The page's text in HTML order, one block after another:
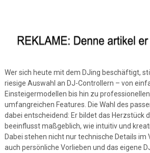
Wer sich heute mit dem DJing beschäftigt,
riesige Auswahl an DJ-Controllern – von
Einsteigermodellen bis hin zu
umfangreichen Features. Die Wahl des
dabei entscheidend: Er bildet das Herzstück
beeinflusst maßgeblich, wie intuitiv und
Dabei stehen nicht nur technische Details im
auch persönliche Vorlieben und das eigene